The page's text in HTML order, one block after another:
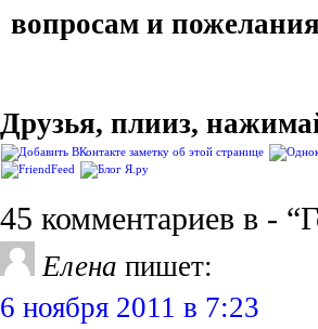
вопросам и
Друзья, плииз,
45 комментариев в -
Елена пишет:
6 ноября 2011 в 7:23